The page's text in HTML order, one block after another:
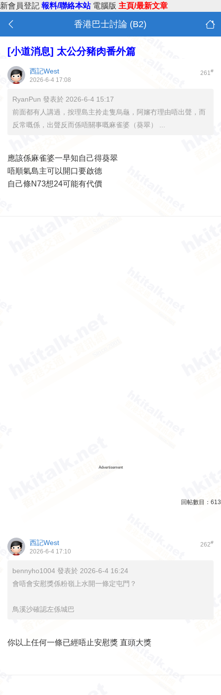
新會員登記 報料/聯絡本站 電腦版 主頁/最新文章
香港巴士討論 (B2)
[小道消息] 太公分豬肉番外篇
261#
西記West
2026-6-4 17:08
RyanPun 發表於 2026-6-4 15:17
前面都有人講過，按理島主拎走隻烏龜，阿嬸冇理由唔出聲，而
反常嘅係，出聲反而係唔關事嘅麻雀婆（葵翠） ...
應該係麻雀婆一早知自己得葵翠
唔順氣島主可以開口要啟德
自己條N73想24可能有代價
Advertisement
回帖數目： 613
262#
西記West
2026-6-4 17:10
bennyho1004 發表於 2026-6-4 16:24
會唔會安慰獎係粉嶺上水開一條定屯門？
鳥溪沙確認左係城巴
你以上任何一條已經唔止安慰獎 直頭大獎